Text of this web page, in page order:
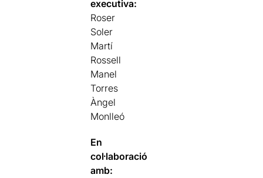
executiva:
Roser
Soler
Martí
Rossell
Manel
Torres
Àngel
Monlleó
En
col·laboració
amb: